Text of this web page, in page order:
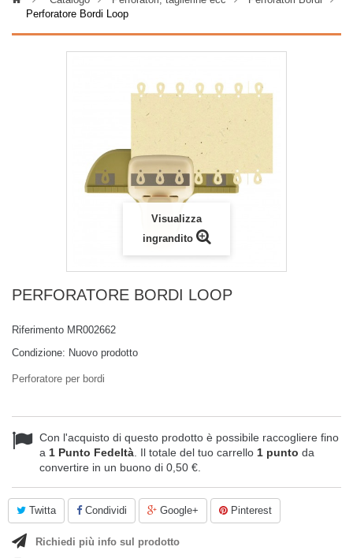
Perforatore Bordi Loop
Visualizza
ingrandito
PERFORATORE BORDI LOOP
Riferimento MR002662
Condizione: Nuovo prodotto
Perforatore per bordi
Con l'acquisto di questo prodotto è possibile raccogliere fino
a 1 Punto Fedeltà . Il totale del tuo carrello 1 punto da
convertire in un buono di 0,50 €
Twitta Condividi Google+ Pinterest
Richiedi più info sul prodotto